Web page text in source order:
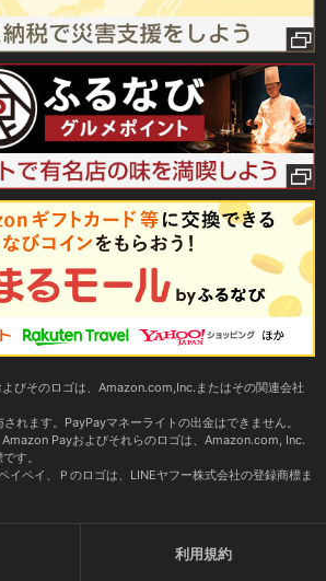
びそのロゴは、Amazon.com,Inc.またはその関連会社
れます。PayPayマネーライトの出金はできません。
Payおよびそれらのロゴは、Amazon.com, Inc.
す。
イペイ、Ｐのロゴは、LINEヤフー株式会社の登録商標ま
利用規約